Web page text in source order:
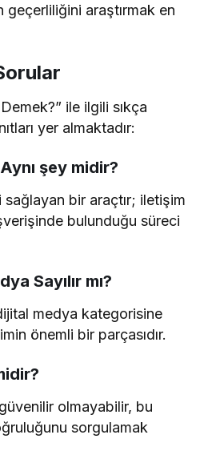
geçerliliğini araştırmak en
ile ilgili sıkça
yer almaktadır:
şey midir?
sağlayan bir araçtır; iletişim
bulunduğu süreci
Sayılır mı?
medya kategorisine
önemli bir parçasıdır.
olmayabilir, bu
sorgulamak